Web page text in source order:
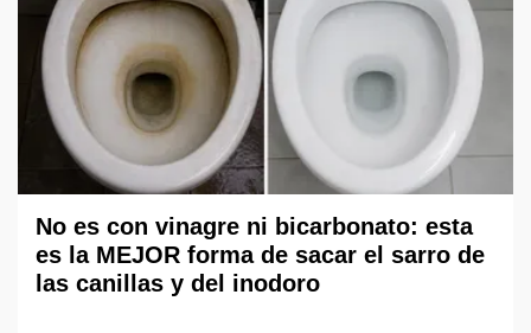
No es con vinagre ni bicarbonato: esta
es la MEJOR forma de sacar el sarro de
las canillas y del inodoro